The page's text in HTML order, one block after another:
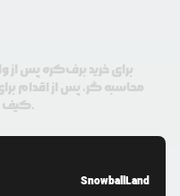
برای خرید برف‌کره پس از
محاسبه گر، پس از اقدام
کیف پول اختصاصی شما قابل مشاهده میباشد.
SnowballLand